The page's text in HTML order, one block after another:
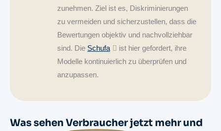
zunehmen. Ziel ist es, Diskriminierungen
zu vermeiden und sicherzustellen, dass die
Bewertungen objektiv und nachvollziehbar
sind. Die Schufa
ist hier gefordert, ihre
Modelle kontinuierlich zu überprüfen und
anzupassen.
Was sehen Verbraucherjetzt mehr und